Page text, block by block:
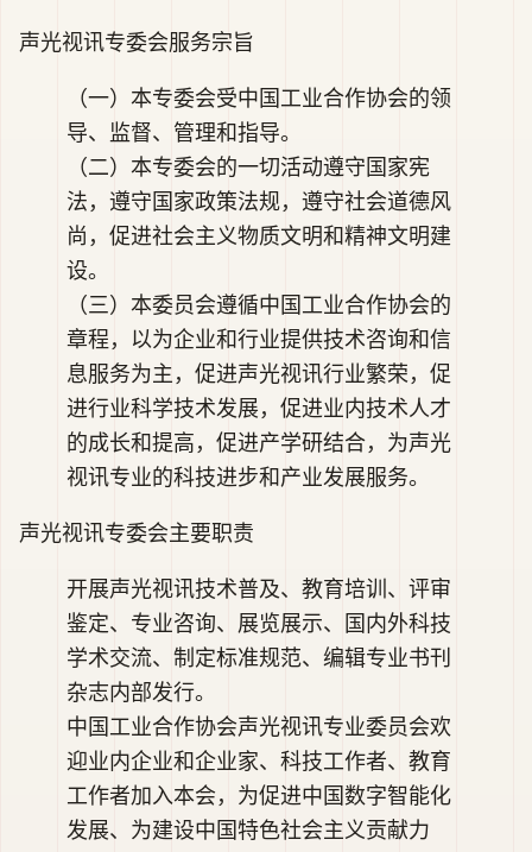
声光视讯专委会服务宗旨
（一）本专委会受中国工业合作协会的领
导、监督、管理和指导。
（二）本专委会的一切活动遵守国家宪
法，遵守国家政策法规，遵守社会道德风
尚，促进社会主义物质文明和精神文明建
设。
（三）本委员会遵循中国工业合作协会的
章程，以为企业和行业提供技术咨询和信
息服务为主，促进声光视讯行业繁荣，促
进行业科学技术发展，促进业内技术人才
的成长和提高，促进产学研结合，为声光
视讯专业的科技进步和产业发展服务。
声光视讯专委会主要职责
开展声光视讯技术普及、教育培训、评审
鉴定、专业咨询、展览展示、国内外科技
学术交流、制定标准规范、编辑专业书刊
杂志内部发行。
中国工业合作协会声光视讯专业委员会欢
迎业内企业和企业家、科技工作者、教育
工作者加入本会，为促进中国数字智能化
发展、为建设中国特色社会主义贡献力